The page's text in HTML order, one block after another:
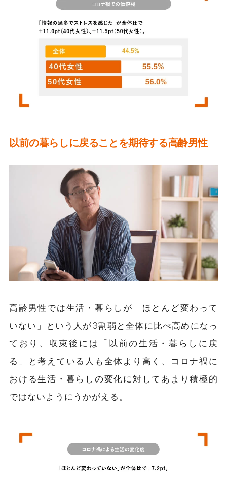
以前の暮らしに戻ることを期待する高齢男性
高齢男性では生活・暮らしが「ほとんど変わって
いない」という人が3割弱と全体に比べ高めになっ
ており、収束後には「以前の生活・暮らしに戻
る」と考えている人も全体より高く、コロナ禍に
おける生活・暮らしの変化に対してあまり積極的
ではないようにうかがえる。